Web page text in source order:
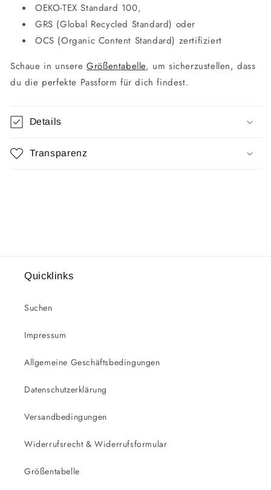
OEKO-TEX Standard 100,
GRS (Global Recycled Standard) oder
OCS (Organic Content Standard) zertifiziert
Schaue in unsereGrößentabelle, um sicherzustellen, dass
du die perfekte Passform für dich findest.
Details
Transparenz
Quicklinks
Suchen
Impressum
Allgemeine Geschäftsbedingungen
Datenschutzerklärung
Versandbedingungen
Widerrufsrecht & Widerrufsformular
Größentabelle